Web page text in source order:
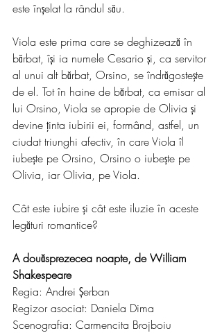
este înșelat la rândul său.
Viola este prima care se deghizează în
bărbat, își ia numele Cesario și, ca servitor
al unui alt bărbat, Orsino, se îndrăgostește
de el. Tot în haine de bărbat, ca emisar al
lui Orsino, Viola se apropie de Olivia și
devine ținta iubirii ei, formând, astfel, un
ciudat triunghi afectiv, în care Viola îl
iubește pe Orsino, Orsino o iubește pe
Olivia, iar Olivia, pe Viola.
Cât este iubire și cât este iluzie în aceste
legături romantice?
A douăsprezecea noapte, de William
Shakespeare
Regia: Andrei Șerban
Regizor asociat: Daniela Dima
Scenografia: Carmencita Brojboiu